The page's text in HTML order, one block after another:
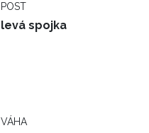
POST
levá spojka
VÁHA